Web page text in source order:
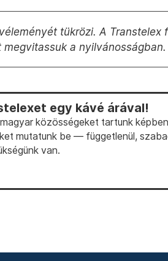
tükrözi. A Transtelex
a nyilvánosságban.
egy kávé árával!
közösségeket tartunk
mutatunk be — függetlenül,
van.